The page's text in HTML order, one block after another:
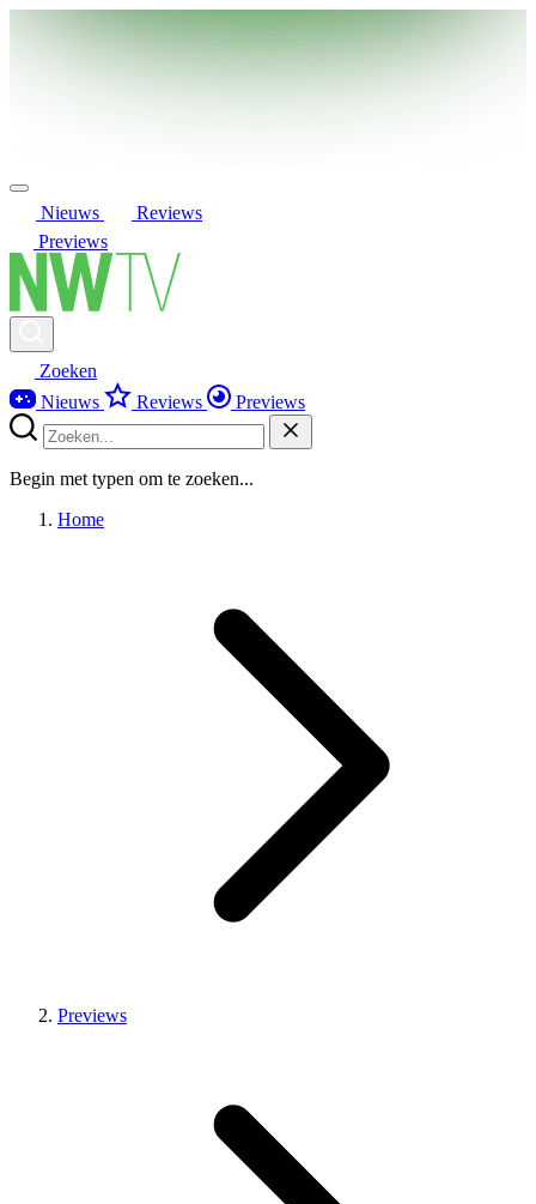
Nieuws
Reviews
Previews
Zoeken
Nieuws
Reviews Previews
Begin met typen om te zoeken...
Home
Previews